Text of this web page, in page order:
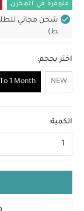
متوفرة في المخزن
ط)
اختر بحجم:
NEW
1 Month
الكمية:
1